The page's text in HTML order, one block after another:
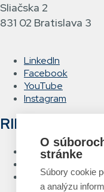
Sliačska 2
831 02 Bratislava 3
LinkedIn
Facebook
YouTube
Instagram
RIEŠENIA
Hlasové
Systém návrhu a
O
stránke
Súbory cookie
a analýzu